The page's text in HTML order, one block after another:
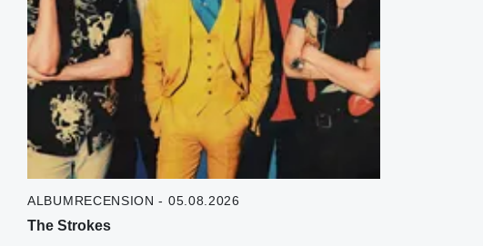
ALBUMRECENSION - 05.08.2026
The Strokes